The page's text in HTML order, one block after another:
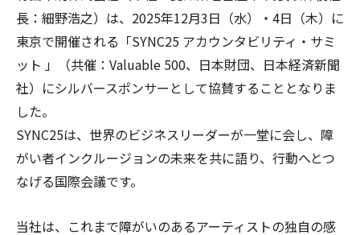
長：細野浩之）は、2025年12月3日（水）・4日（木）に
東京で開催される「SYNC25 アカウンタビリティ・サミ
ット 」（共催：Valuable 500、日本財団、日本経済新聞
社）にシルバースポンサーとして協賛することとなりま
した。
SYNC25は、世界のビジネスリーダーが一堂に会し、障
がい者インクルージョンの未来を共に語り、行動へとつ
なげる国際会議です。
当社は、これまで障がいのあるアーティストの独自の感